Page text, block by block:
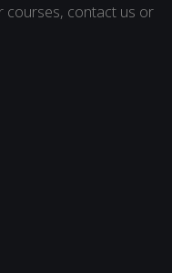
courses, contact us or